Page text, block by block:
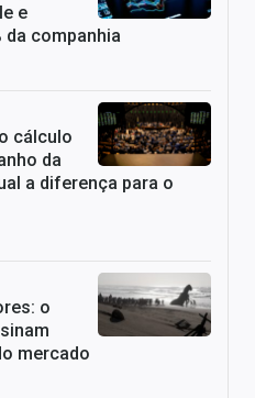
e
da companhia
cálculo
da
a diferença para o
o
mercado